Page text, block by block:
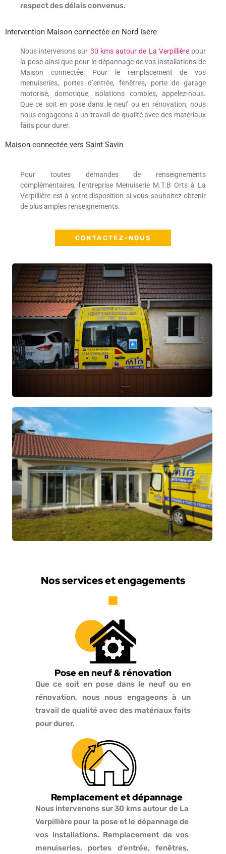
respect des délais convenus.
Intervention Maison connectée en Nord Isère
Nous intervenons sur 30 kms autour de La Verpillièrepour
la pose ainsi que pour le dépannage de vos installations de
Maison connectée. Pour le remplacement de vos
menuiseries, portes d’entrée, fenêtres, porte de garage
motorisé, domotique, isolations combles, appelez-nous.
Que ce soit en pose dans le neuf ou en rénovation, nous
nous engageons à un travail de qualité avec des matériaux
faits pour durer.
Maison connectée vers Saint Savin
Pour toutes demandes de renseignements
complémentaires, l’entreprise Menuiserie M.T.B Orts à La
Verpillière est à votre disposition si vous souhaitez obtenir
de plus amples renseignements.
CONTACTEZ-NOUS
Nos services et engagements
Pose en neuf & rénovation
Que ce soit en pose dans le neuf ou en
rénovation, nous nous engageons à un
travail de qualité avec des matériaux faits
pour durer.
Remplacement et dépannage
Nous intervenons sur 30 kms autour de La
Verpillière pour la pose et le dépannage de
vos installations. Remplacement de vos
menuiseries, portes d’entrée, fenêtres,